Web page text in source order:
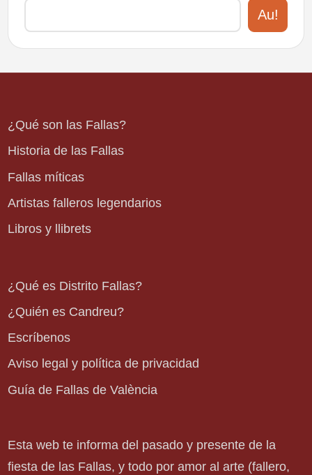
Au!
¿Qué son las Fallas?
Historia de las Fallas
Fallas míticas
Artistas falleros legendarios
Libros y llibrets
¿Qué es Distrito Fallas?
¿Quién es Candreu?
Escríbenos
Aviso legal y política de privacidad
Guía de Fallas de València
Esta web te informa del pasado y presente de la
fiesta de las Fallas, y todo por amor al arte (fallero,